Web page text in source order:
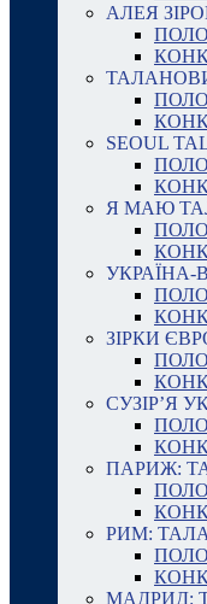
АЛЕЯ
SEOUL
Я МАЮ
УКРАЇНА-
ЗІРКИ
СУЗІР’Я
ПАРИЖ:
РИМ:
МАДРИД: